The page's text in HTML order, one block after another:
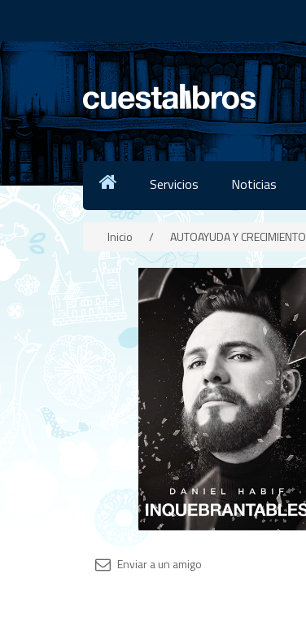
Servicios Noticias
Inicio / AUTOAYUDA Y CRECIMIENTO